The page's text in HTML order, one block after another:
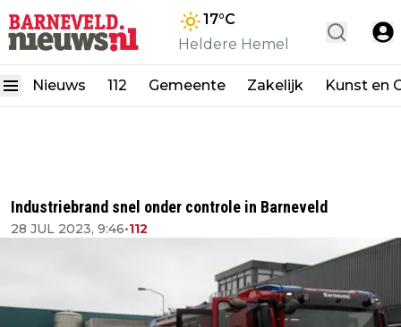
17°C
Heldere Hemel
Nieuws 112 Gemeente Zakelijk Kunst en
Industriebrand snel onder controle in Barneveld
28 JUL 2023, 9:46•112